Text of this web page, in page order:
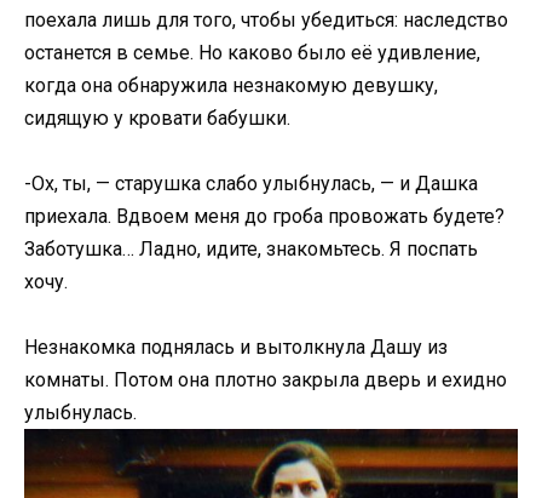
поехала лишь для того, чтобы убедиться: наследство
останется в семье. Но каково было её удивление,
когда она обнаружила незнакомую девушку,
сидящую у кровати бабушки.
-Ох, ты, — старушка слабо улыбнулась, — и Дашка
приехала. Вдвоем меня до грoба провожать будете?
Заботушка… Ладно, идите, знакомьтесь. Я поспать
хочу.
Незнакомка поднялась и вытолкнула Дашу из
комнаты. Потом она плотно закрыла дверь и ехидно
улыбнулась.